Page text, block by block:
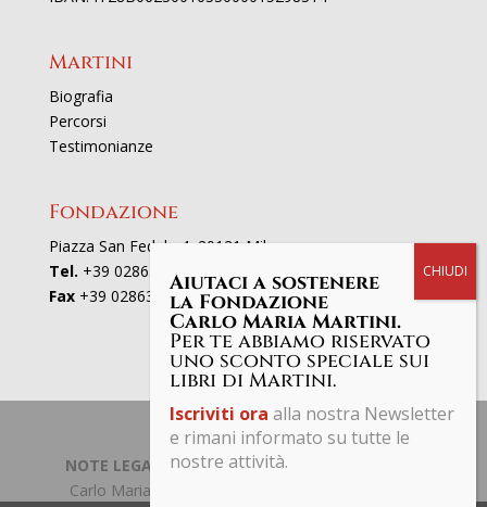
Martini
Biografia
Percorsi
Testimonianze
Fondazione
Piazza San Fedele 4, 20121 Milano
Tel. +39 02863521
Fax+39 0286352801
NOTE LEGALI | PRIVACY POLICY
Carlo Maria Martini C.F. 97661190153 Tutti i diritti
Aiutaci a sostenere
la Fondazione
Carlo Maria Martini.
Per te abbiamo riservato
uno sconto speciale sui
libri di Martini.
Iscriviti ora alla nostra Newsletter
e rimani informato su tutte le
nostre attività.